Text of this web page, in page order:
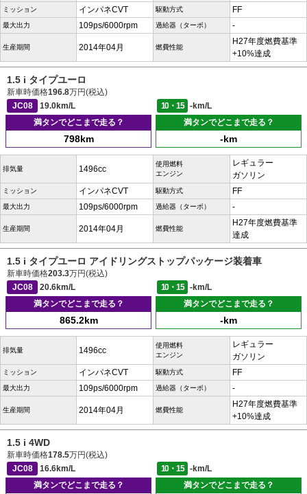
ミッション インパネCVT 駆動方式 FF
最大出力 109ps/6000rpm 過給器（ターボ） -
生産期間 2014年04月 燃費性能
H27年度燃費基準
+10%達成
1.5 i タイプユーロ
新車時価格196.8万円(税込)
JC08
19.0km/L 10・15
-km/L
満タンでどこまで走る？
798km
満タンでどこまで走る？
-km
排気量 1496cc
使用燃料
エンジン
レギュラー
ガソリン
ミッション インパネCVT 駆動方式 FF
最大出力 109ps/6000rpm 過給器（ターボ） -
生産期間 2014年04月 燃費性能
H27年度燃費基準
達成
1.5 i タイプユーロ アイドリングストップパッケージ装着車
新車時価格203.3万円(税込)
JC08
20.6km/L 10・15
-km/L
満タンでどこまで走る？
865.2km
満タンでどこまで走る？
-km
排気量 1496cc
使用燃料
エンジン
レギュラー
ガソリン
ミッション インパネCVT 駆動方式 FF
最大出力 109ps/6000rpm 過給器（ターボ） -
生産期間 2014年04月 燃費性能
H27年度燃費基準
+10%達成
1.5 i 4WD
新車時価格178.5万円(税込)
JC08
16.6km/L 10・15
-km/L
満タンでどこまで走る？
満タンでどこまで走る？